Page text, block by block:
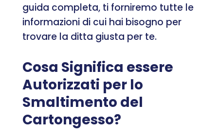
guida completa, ti forniremo tutte le
informazioni di cui hai bisogno per
trovare la ditta giusta per te.
Cosa Significa essere
Autorizzati per lo
Smaltimento del
Cartongesso?